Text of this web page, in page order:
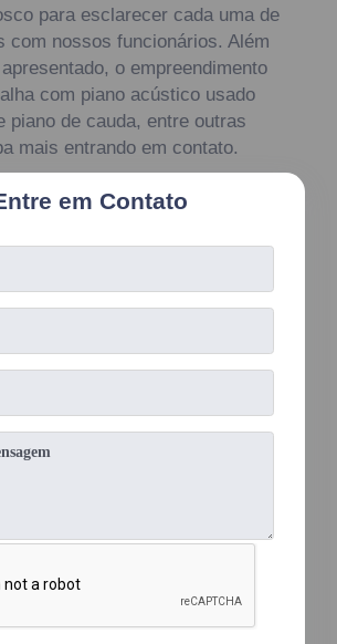
para esclarecer cada uma de
com nossos funcionários. Além
o empreendimento
com piano acústico usado
piano de cauda, entre outras
mais entrando em contato.
em Contato